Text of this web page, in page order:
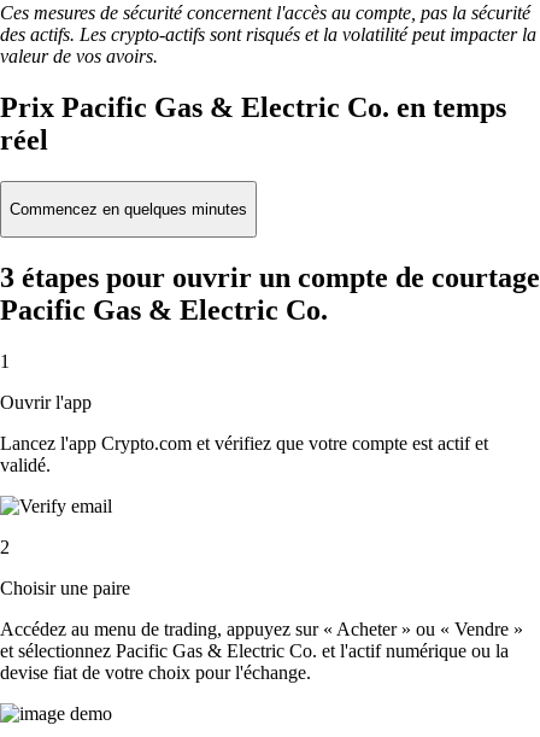
Ces mesures de sécurité concernent l'accès au compte, pas la sécurité
des actifs. Les crypto-actifs sont risqués et la volatilité peut impacter la
valeur de vos avoirs.
Prix Pacific Gas & Electric Co. en temps
réel
Commencez en quelques minutes
3 étapes pour ouvrir un compte de courtage
Pacific Gas & Electric Co.
1
Ouvrir l'app
Lancez l'app Crypto.com et vérifiez que votre compte est actif et
validé.
2
Choisir une paire
Accédez au menu de trading, appuyez sur « Acheter » ou « Vendre »
et sélectionnez Pacific Gas & Electric Co. et l'actif numérique ou la
devise fiat de votre choix pour l'échange.